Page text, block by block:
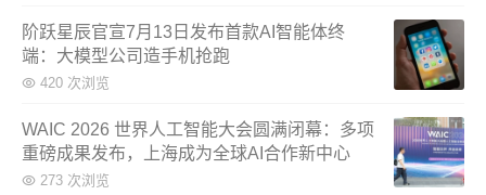
阶跃星辰官宣7月13日发布首款AI智能体终
端：大模型公司造手机抢跑
420 次浏览
WAIC 2026 世界人工智能大会圆满闭幕：多项
重磅成果发布，上海成为全球AI合作新中心
273 次浏览